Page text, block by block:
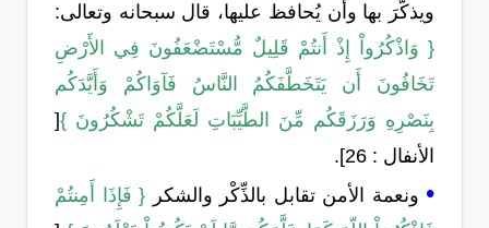
ويذكَّرَ بها وأن يُحافظ عليها، قال سبحانه وتعالى:
{ وَاذْكُرُواْ إِذْ أَنتُمْ قَلِيلٌ مُّسْتَضْعَفُونَ فِي الأَرْضِ
تَخَافُونَ أَن يَتَخَطَّفَكُمُ النَّاسُ فَآوَاكُمْ وَأَيَّدَكُم
بِنَصْرِهِ وَرَزَقَكُم مِّنَ الطَّيِّبَاتِ لَعَلَّكُمْ تَشْكُرُونَ }[
الأنفال : 26].
• ونعمة الأمن تقابل بالذِّكْر والشكر { فَإِذَا أَمِنتُمْ